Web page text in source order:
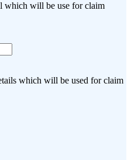
which will be use for claim
which will be used for claim